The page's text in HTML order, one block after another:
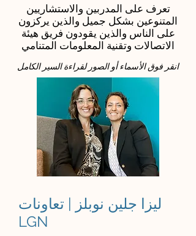
تعرف على المدربين والاستشاريين
المتنوعين بشكل جميل والذين يركزون
على الناس والذين يقودون فريق هيئة
الاتصالات وتقنية المعلومات المتنامي
انقر فوق الأسماء أو الصور لقراءة السير الكامل
ليزا جلين نوبلز | تعاونات
LGN